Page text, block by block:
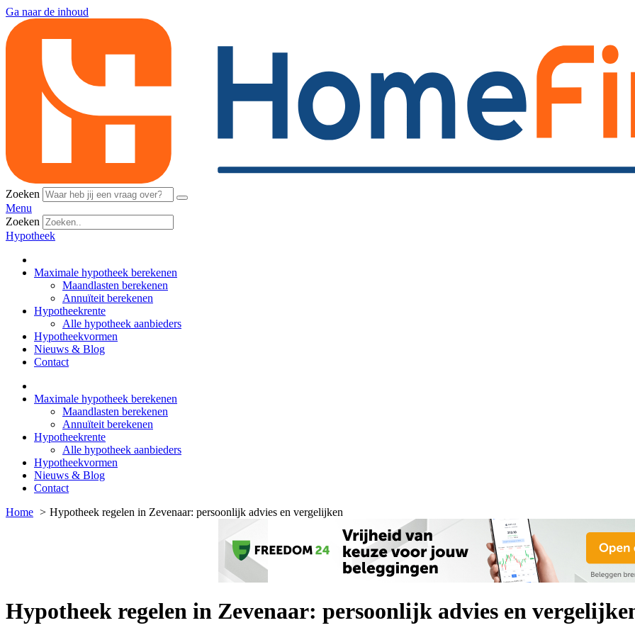
Ga naar de inhoud
Zoeken
Menu
Zoeken
Hypotheek
Maximale hypotheek berekenen
Maandlasten berekenen
Annuïteit berekenen
Hypotheekrente
Alle hypotheek aanbieders
Hypotheekvormen
Nieuws & Blog
Contact
Maximale hypotheek berekenen
Maandlasten berekenen
Annuïteit berekenen
Hypotheekrente
Alle hypotheek aanbieders
Hypotheekvormen
Nieuws & Blog
Contact
Home
Hypotheek regelen in Zevenaar: persoonlijk advies en vergelijken
Hypotheek regelen in Zevenaar: persoonlijk advies en